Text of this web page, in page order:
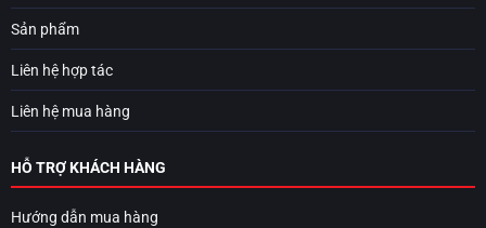
Sản phẩm
Liên hệ hợp tác
Liên hệ mua hàng
HỖ TRỢ KHÁCH HÀNG
Hướng dẫn mua hàng